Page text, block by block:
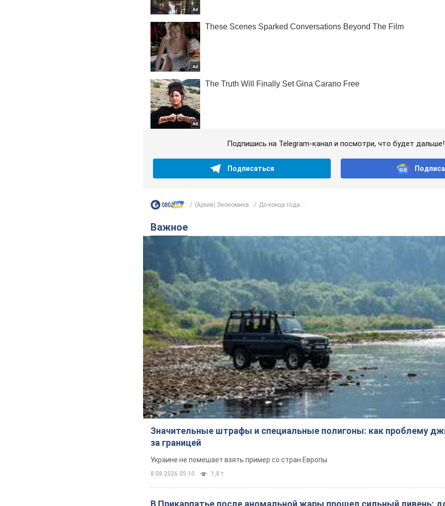
Подпишись на Telegram-канал и посмотри, что будет дальше!
Подписаться
(Архив) Экономика До конца года:...
Важное
Значительные штрафы и специальные полигоны: как проблему
за границей
Украине не помешает взять пример со стран Европы
8.08.2026 05:10 1,8 т.
В Прикарпатье после аномальной жары прошел сильный ливень: